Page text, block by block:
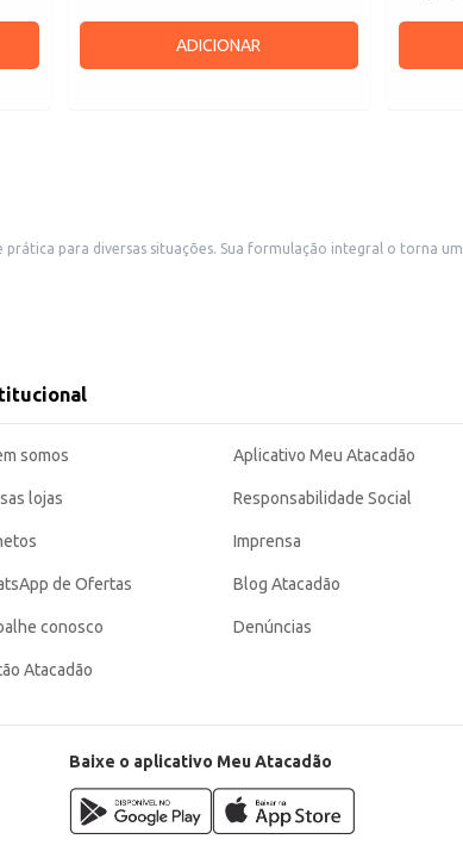
ADICIONAR
para quem busca opções mais nutritivas. A embalagem de
opção de consumo simples e que se adapta a diferentes
somos
lojas
de Ofertas
conosco
Atacadão
Aplicativo Meu Atacadão
Responsabilidade Social
Imprensa
Blog Atacadão
Denúncias
Baixe o aplicativo Meu Atacadão